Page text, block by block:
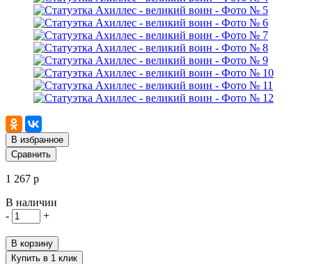
В избранное
Сравнить
1 267 р
В наличии
-
+
В корзину
Купить в 1 клик